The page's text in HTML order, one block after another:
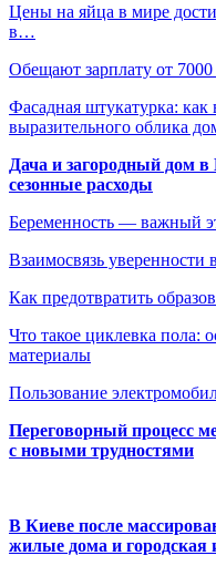
Цены на яйца в мире
в…
Обещают зарплату от 7000
Фасадная штукатурка:
выразительного облика
Дача и загородный дом в
сезонные расходы
Беременность — важный
Взаимосвязь
Как предотвратить
Что такое циклевка пола:
материалы
Пользование
Переговорный процесс
с новыми трудностями
В Киеве после
жилые дома и городская